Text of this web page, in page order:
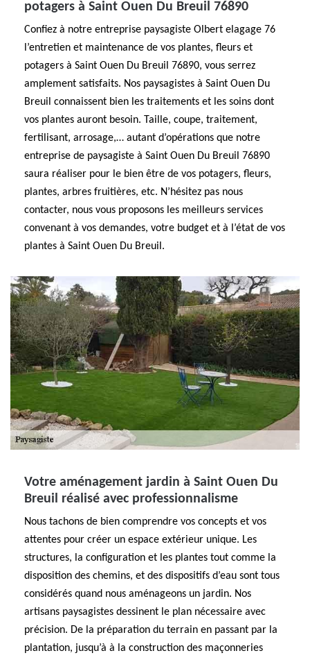
potagers à Saint Ouen Du Breuil 76890
Confiez à notre entreprise paysagiste Olbert elagage 76
l’entretien et maintenance de vos plantes, fleurs et
potagers à Saint Ouen Du Breuil 76890, vous serrez
amplement satisfaits. Nos paysagistes à Saint Ouen Du
Breuil connaissent bien les traitements et les soins dont
vos plantes auront besoin. Taille, coupe, traitement,
fertilisant, arrosage,… autant d’opérations que notre
entreprise de paysagiste à Saint Ouen Du Breuil 76890
saura réaliser pour le bien être de vos potagers, fleurs,
plantes, arbres fruitières, etc. N’hésitez pas nous
contacter, nous vous proposons les meilleurs services
convenant à vos demandes, votre budget et à l’état de vos
plantes à Saint Ouen Du Breuil.
Votre aménagement jardin à Saint Ouen Du
Breuil réalisé avec professionnalisme
Nous tachons de bien comprendre vos concepts et vos
attentes pour créer un espace extérieur unique. Les
structures, la configuration et les plantes tout comme la
disposition des chemins, et des dispositifs d’eau sont tous
considérés quand nous aménageons un jardin. Nos
artisans paysagistes dessinent le plan nécessaire avec
précision. De la préparation du terrain en passant par la
plantation, jusqu’à à la construction des maçonneries